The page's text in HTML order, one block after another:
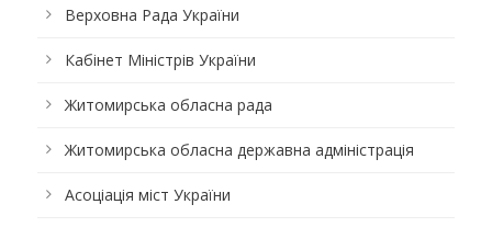
Верховна Рада України
Кабінет Міністрів України
Житомирська обласна рада
Житомирська обласна державна адміністрація
Асоціація міст України